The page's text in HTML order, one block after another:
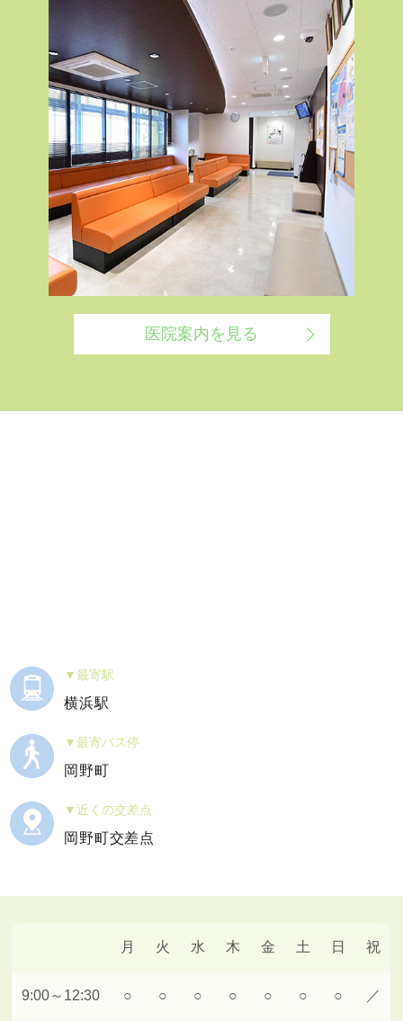
医院案内を見る
最寄駅
横浜駅
最寄バス停
岡野町
近くの交差点
岡野町交差点
月 火 水 木 金 土 日 祝
9:00～12:30 ○ ○ ○ ○ ○ ○ ○ ／